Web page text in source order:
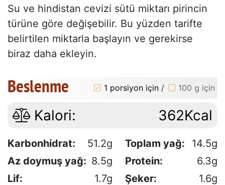
Su ve hindistan cevizi sütü miktarı pirincin
türüne göre değişebilir. Bu yüzden tarifte
belirtilen miktarla başlayın ve gerekirse
biraz daha ekleyin.
Beslenme 1 porsiyon için / 100 g için
Kalori: 362Kcal
Karbonhidrat: 51.2g Toplam yağ:
14.5g
Az doymuş yağ: 8.5g Protein:
6.3g
Lif:
1.7g Şeker:
1.6g